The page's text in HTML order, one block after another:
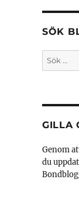
SÖK
Sök
efter:
GILLA
Genom
du